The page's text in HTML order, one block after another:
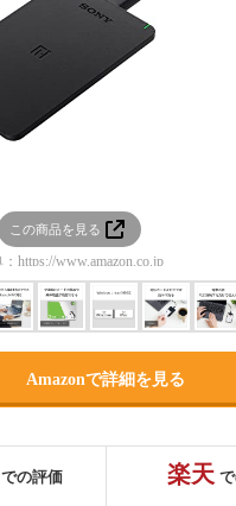
この商品を見る
https://www.amazon.co.jp
Amazonで詳細を見る
での評価 楽天